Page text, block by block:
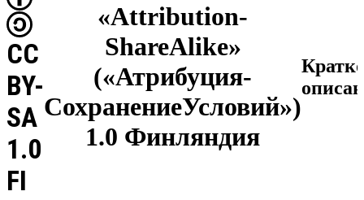
«Attribution-
ShareAlike»
(«Атрибуция-
СохранениеУсловий»)
1.0 Финляндия
CC
BY-
SA
1.0
FI